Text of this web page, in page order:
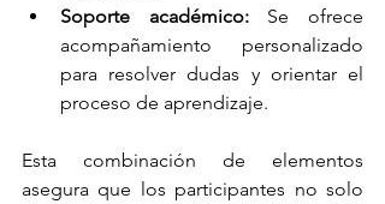
Soporte académico: Se ofrece
acompañamiento personalizado
para resolver dudas y orientar el
proceso de aprendizaje.
Esta combinación de elementos
asegura que los participantes no solo